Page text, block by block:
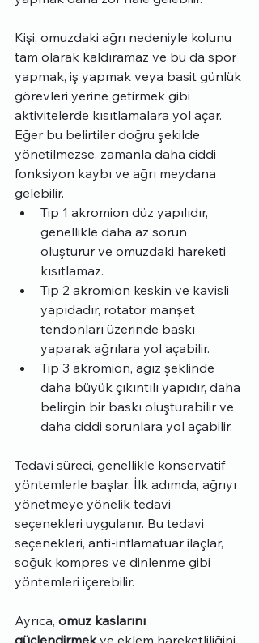
Kişi, omuzdaki ağrı nedeniyle kolunu
tam olarak kaldıramaz ve bu da spor
yapmak, iş yapmak veya basit günlük
görevleri yerine getirmek gibi
aktivitelerde kısıtlamalara yol açar.
Eğer bu belirtiler doğru şekilde
yönetilmezse, zamanla daha ciddi
fonksiyon kaybı ve ağrı meydana
gelebilir.
Tip 1 akromion düz yapılıdır,
genellikle daha az sorun
oluşturur ve omuzdaki hareketi
kısıtlamaz.
Tip 2 akromion keskin ve kavisli
yapıdadır, rotator manşet
tendonları üzerinde baskı
yaparak ağrılara yol açabilir.
Tip 3 akromion, ağız şeklinde
daha büyük çıkıntılı yapıdır, daha
belirgin bir baskı oluşturabilir ve
daha ciddi sorunlara yol açabilir.
Tedavi süreci, genellikle konservatif
yöntemlerle başlar. İlk adımda, ağrıyı
yönetmeye yönelik tedavi
seçenekleri uygulanır. Bu tedavi
seçenekleri, anti-inflamatuar ilaçlar,
soğuk kompres ve dinlenme gibi
yöntemleri içerebilir.
Ayrıca, omuz kaslarını